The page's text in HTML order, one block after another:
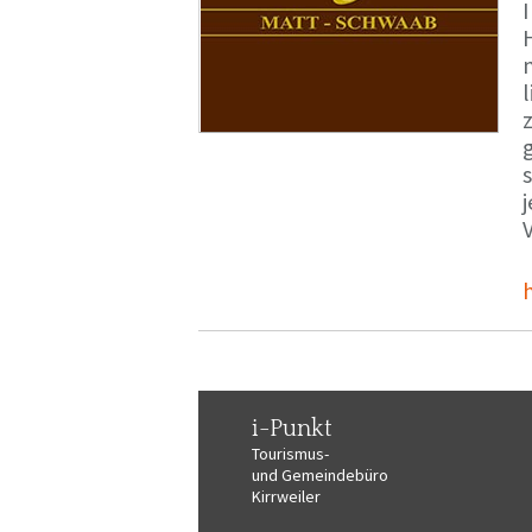
i-Punkt
Tourismus-
und Gemeindebüro
Kirrweiler